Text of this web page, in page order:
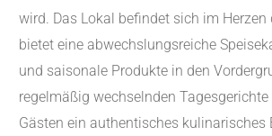
wird. Das Lokal befindet sich im Herzen
bietet eine abwechslungsreiche
und saisonale Produkte in den
regelmäßig wechselnden Tagesgerichte
Gästen ein authentisches kulinarisches